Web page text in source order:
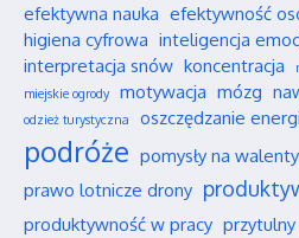
efektywna nauka efektywność
higiena cyfrowa inteligencja
interpretacja snów koncentracja
miejskie ogrody
motywacja mózg
odzież turystyczna oszczędzanie
podróże pomysły na
prawo lotnicze drony
produktywność w pracy